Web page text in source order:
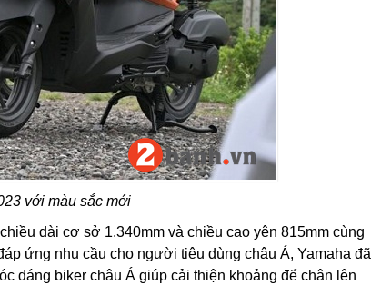
với màu sắc mới
dài cơ sở 1.340mm và chiều cao yên 815mm cùng
ứng nhu cầu cho người tiêu dùng châu Á, Yamaha đã
dáng biker châu Á giúp cải thiện khoảng để chân lên